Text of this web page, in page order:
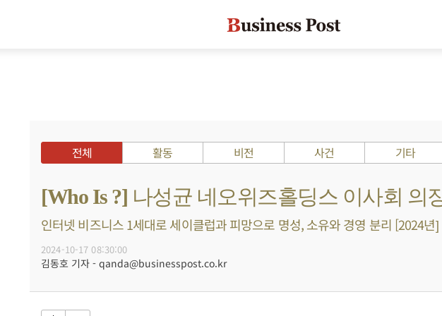
전체 활동 비전 사건 기타
[Who Is ?] 나성균 네오위즈홀딩스 이사회 의
인터넷 비즈니스 1세대로 세이클럽과 피망으로 명성, 소유와 경영 분리 [2024년]
2024-10-17 08:30:00
김동호 기자 - qanda@businesspost.co.kr